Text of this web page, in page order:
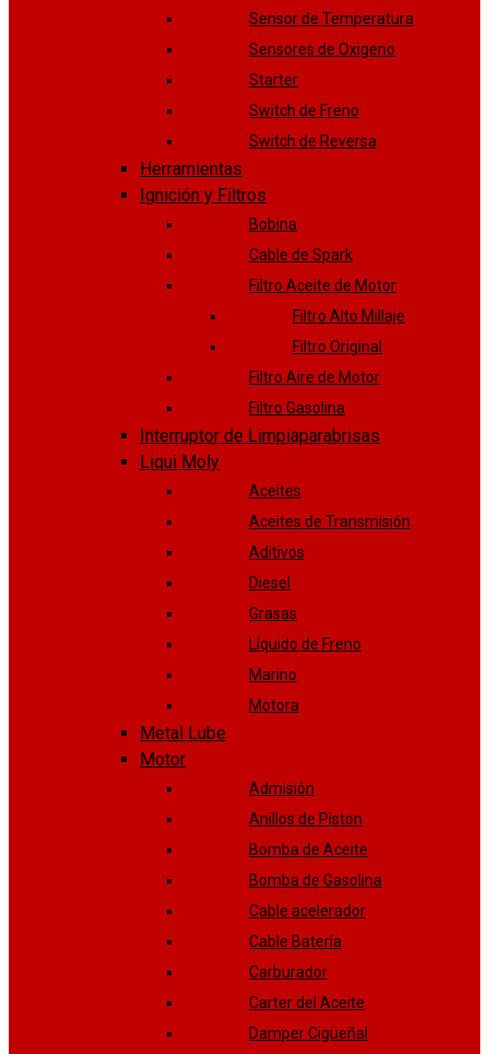
Sensor de Temperatura
Sensores de Oxigeno
Starter
Switch de Freno
Switch de Reversa
Herramientas
Ignición y Filtros
Bobina
Cable de Spark
Filtro Aceite de Motor
Filtro Alto Millaje
Filtro Original
Filtro Aire de Motor
Filtro Gasolina
Interruptor de Limpiaparabrisas
Liqui Moly
Aceites
Aceites de Transmisión
Aditivos
Diesel
Grasas
Líquido de Freno
Marino
Motora
Metal Lube
Motor
Admisión
Anillos de Piston
Bomba de Aceite
Bomba de Gasolina
Cable acelerador
Cable Batería
Carburador
Carter del Aceite
Damper Cigüeñal